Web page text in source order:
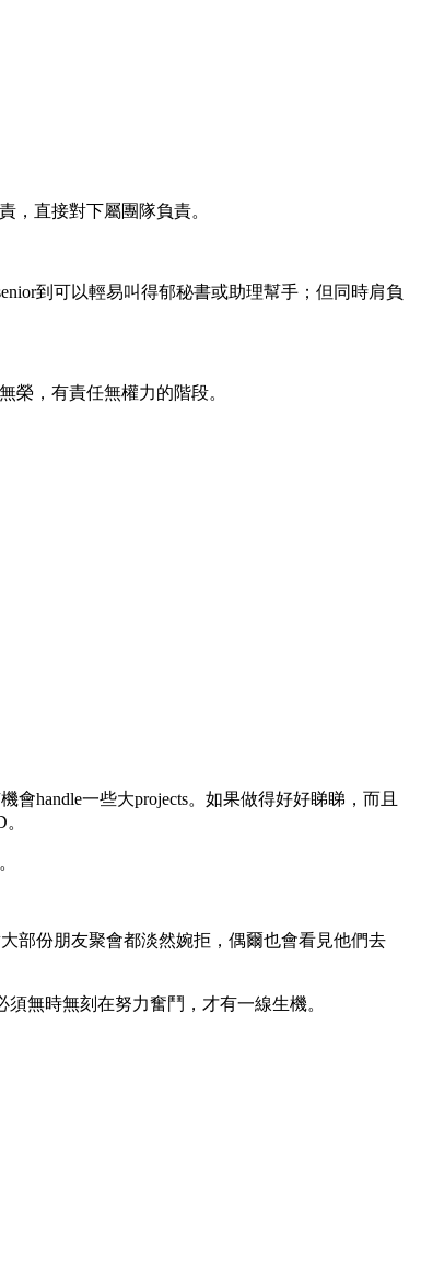
，直接對下屬團隊負責。
到可以輕易叫得郁秘書或助理幫手；但同時肩負
榮，有責任無權力的階段。
handle一些大projects。如果做得好好睇睇，而且
部份朋友聚會都淡然婉拒，偶爾也會看見他們去
無時無刻在努力奮鬥，才有一線生機。